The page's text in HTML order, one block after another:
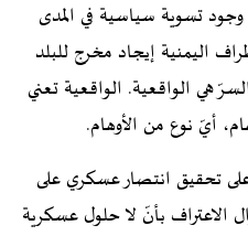
تسوية سياسية في المدى
اليمنية إيجاد مخرج للبلد
هي الواقعية. الواقعية تعني
أيّ نوع من الأوهام.
تحقيق انتصار عسكري على
الاعتراف بأنّ لا حلول عسكرية